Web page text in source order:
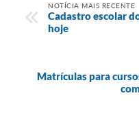
NOTÍCIA MAIS RECENTE
Cadastro escolar
hoje
Matrículas para